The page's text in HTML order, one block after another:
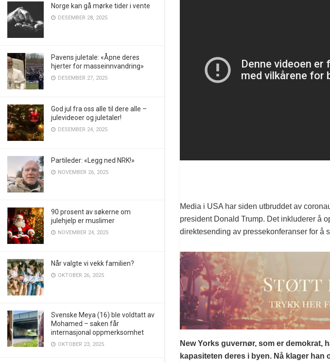
Norge kan gå mørke tider i vente
DESEMBER 28, 2025
Pavens juletale: «Åpne deres
hjerter for masseinnvandring»
DESEMBER 27, 2025
God jul fra oss alle til dere alle –
julevideoer og juletaler!
DESEMBER 24, 2025
Partileder: «Legg ned NRK!»
NOVEMBER 26, 2025
90 prosent av søkerne om
julehjelp er muslimer
NOVEMBER 24, 2025
Når valgte vi vekk familien?
OKTOBER 26, 2025
Svenske Meya (16) ble voldtatt av
Mohamed – saken får
internasjonal oppmerksomhet
OKTOBER 23, 2025
Media i USA har siden utbruddet av
president Donald Trump. Det inkluderer å
direktesending av pressekonferanser for å
New Yorks guvernør, som er demokrat,
kapasiteten deres i byen. Nå klager